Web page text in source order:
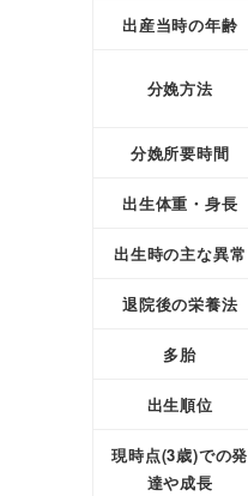
出産当時の年齢
分娩方法
分娩所要時間
出生体重・身長
出生時の主な異常
退院後の栄養法
多胎
出生順位
現時点(3歳)での発
達や成長